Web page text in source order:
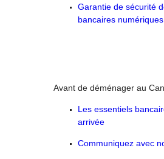
Garantie de sécurité
bancaires
Avant de déménager au
Les essentiels
arrivée
Communiquez avec